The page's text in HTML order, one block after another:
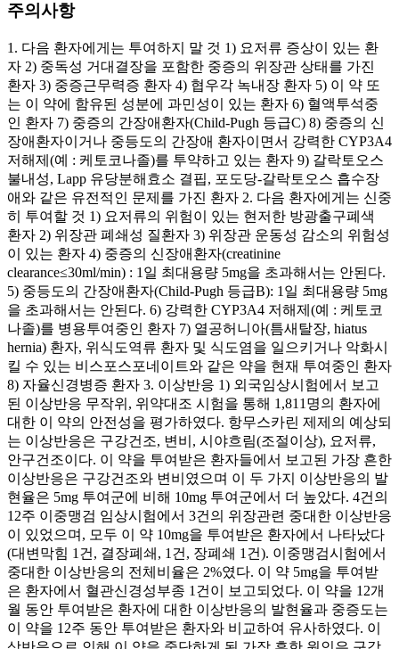
주의사항
1. 다음 환자에게는 투여하지 말 것 1) 요저류 증상이 있는 환
자 2) 중독성 거대결장을 포함한 중증의 위장관 상태를 가진
환자 3) 중증근무력증 환자 4) 협우각 녹내장 환자 5) 이 약 또
는 이 약에 함유된 성분에 과민성이 있는 환자 6) 혈액투석중
인 환자 7) 중증의 간장애환자(Child-Pugh 등급C) 8) 중증의 신
장애환자이거나 중등도의 간장애 환자이면서 강력한 CYP3A4
저해제(예 : 케토코나졸)를 투약하고 있는 환자 9) 갈락토오스
불내성, Lapp 유당분해효소 결핍, 포도당-갈락토오스 흡수장
애와 같은 유전적인 문제를 가진 환자 2. 다음 환자에게는 신중
히 투여할 것 1) 요저류의 위험이 있는 현저한 방광출구폐색
환자 2) 위장관 폐쇄성 질환자 3) 위장관 운동성 감소의 위험성
이 있는 환자 4) 중증의 신장애환자(creatinine
clearance≤30ml/min) : 1일 최대용량 5mg을 초과해서는 안된다.
5) 중등도의 간장애환자(Child-Pugh 등급B): 1일 최대용량 5mg
을 초과해서는 안된다. 6) 강력한 CYP3A4 저해제(예 : 케토코
나졸)를 병용투여중인 환자 7) 열공허니아(틈새탈장, hiatus
hernia) 환자, 위식도역류 환자 및 식도염을 일으키거나 악화시
킬 수 있는 비스포스포네이트와 같은 약을 현재 투여중인 환자
8) 자율신경병증 환자 3. 이상반응 1) 외국임상시험에서 보고
된 이상반응 무작위, 위약대조 시험을 통해 1,811명의 환자에
대한 이 약의 안전성을 평가하였다. 항무스카린 제제의 예상되
는 이상반응은 구강건조, 변비, 시야흐림(조절이상), 요저류,
안구건조이다. 이 약을 투여받은 환자들에서 보고된 가장 흔한
이상반응은 구강건조와 변비였으며 이 두 가지 이상반응의 발
현율은 5mg 투여군에 비해 10mg 투여군에서 더 높았다. 4건의
12주 이중맹검 임상시험에서 3건의 위장관련 중대한 이상반응
이 있었으며, 모두 이 약 10mg을 투여받은 환자에서 나타났다
(대변막힘 1건, 결장폐쇄, 1건, 장폐쇄 1건). 이중맹검시험에서
중대한 이상반응의 전체비율은 2%였다. 이 약 5mg을 투여받
은 환자에서 혈관신경성부종 1건이 보고되었다. 이 약을 12개
월 동안 투여받은 환자에 대한 이상반응의 발현율과 중증도는
이 약을 12주 동안 투여받은 환자와 비교하여 유사하였다. 이